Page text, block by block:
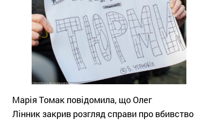
Марія Томак повідомила, що Олег
Лінник закрив розгляд справи про вбивство